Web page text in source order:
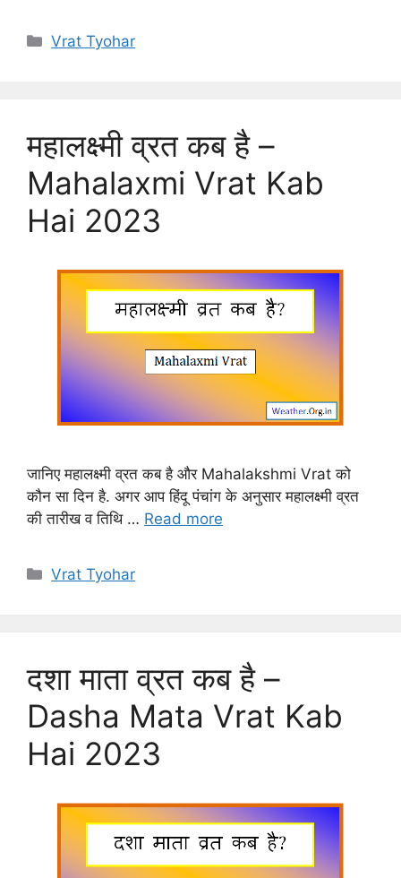
Categories
Vrat Tyohar
महालक्ष्मी व्रत कब है –
Mahalaxmi Vrat Kab
Hai 2023
जानिए महालक्ष्मी व्रत कब है और Mahalakshmi Vrat को
कौन सा दिन है. अगर आप हिंदू पंचांग के अनुसार महालक्ष्मी व्रत
की तारीख व तिथि … Read more
Categories
Vrat Tyohar
दशा माता व्रत कब है –
Dasha Mata Vrat Kab
Hai 2023